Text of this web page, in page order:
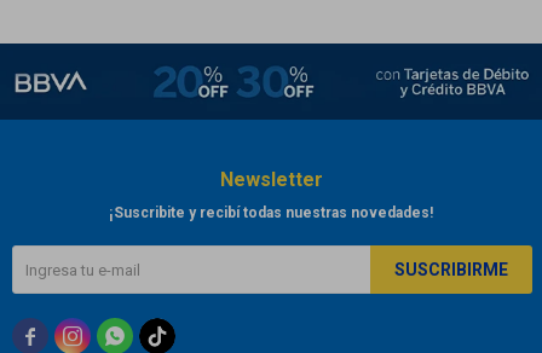
Newsletter
¡Suscribite y recibí todas nuestras novedades!
SUSCRIBIRME
  